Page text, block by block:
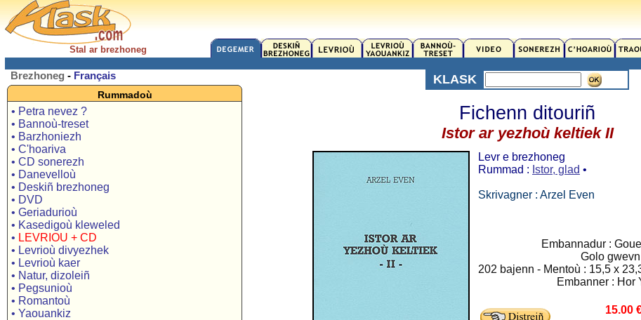
Stal ar brezhoneg
Brezhoneg - Français
Rummadoù
• Petra nevez ?
• Bannoù-treset
• Barzhoniezh
• C'hoariva
• CD sonerezh
• Danevelloù
• Deskiñ brezhoneg
• DVD
• Geriadurioù
• Kasedigoù kleweled
• LEVRIOU + CD
• Levrioù divyezhek
• Levrioù kaer
• Natur, dizoleiñ
• Pegsunioù
• Romantoù
• Yaouankiz
KLASK
Fichenn ditouriñ
Istor ar yezhoù keltiek II
Levr e brezhoneg
Rummad : Istor, glad •
Skrivagner : Arzel Even
Embannadur :
Golo gwevn
202 bajenn - Mentoù : 15,5 x
Embanner : Hor
15.00